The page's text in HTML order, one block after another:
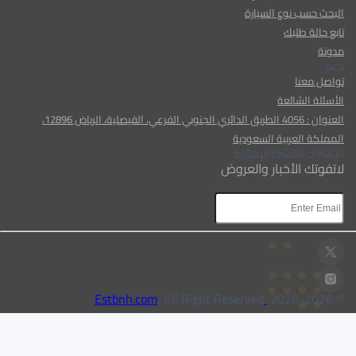
البحث حسب نوع السيارة
تابع حالة طلبك
مدونة
دعم
تواصل معنا
الأسئلة الشائعة
العنوان : 4056 الطريق الدائري الجنوبي الفرعي، الفيصلية، الرياض 12896،
المملكة العربية السعودية
الإشتراك بالنشرة الإخبارية
لاتفوتك الأخبار والعروض
© 2020-
2026
Estbnh.com
, All Right Reserved